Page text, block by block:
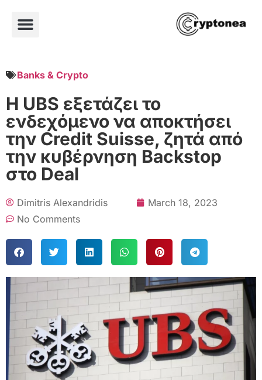
Banks & Crypto
Η UBS εξετάζει το
ενδεχόμενο να αποκτήσει
την Credit Suisse, ζητά από
την κυβέρνηση Backstop
στο Deal
Dimitris Alexandridis
March 18, 2023
No Comments